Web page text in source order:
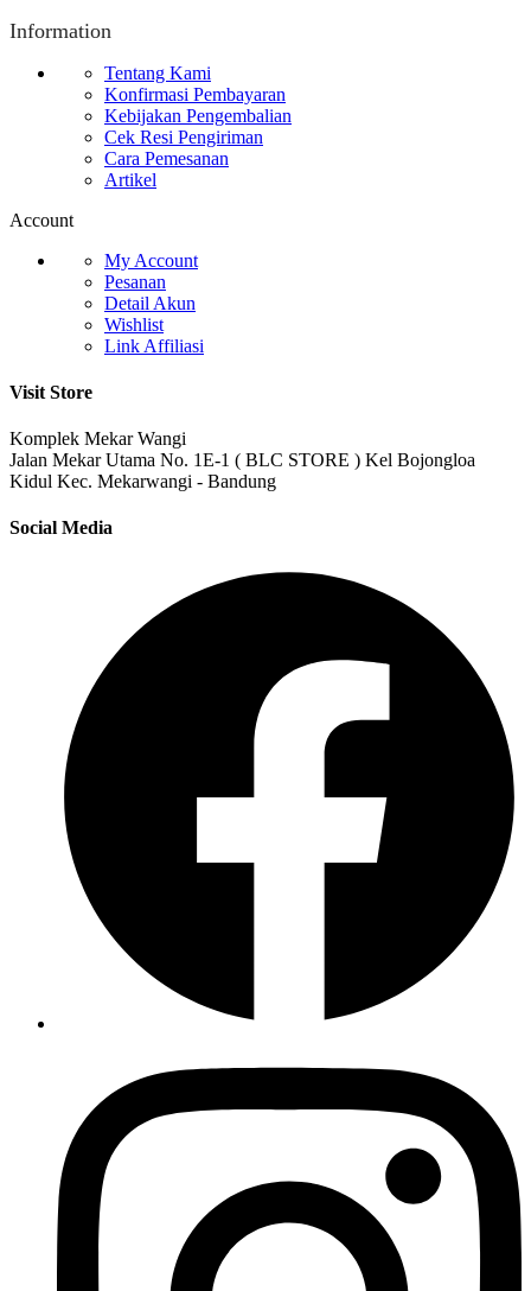
Information
Tentang Kami
Konfirmasi Pembayaran
Kebijakan Pengembalian
Cek Resi Pengiriman
Cara Pemesanan
Artikel
Account
My Account
Pesanan
Detail Akun
Wishlist
Link Affiliasi
Visit Store
Komplek Mekar Wangi
Jalan Mekar Utama No. 1E-1 ( BLC STORE ) Kel Bojongloa
Kidul Kec. Mekarwangi - Bandung
Social Media